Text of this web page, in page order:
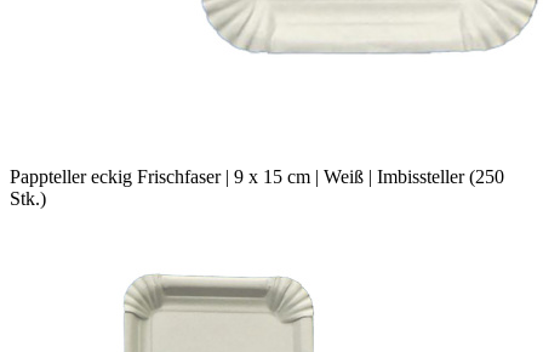
Pappteller eckig Frischfaser | 9 x 15 cm | Weiß | Imbissteller (250
Stk.)